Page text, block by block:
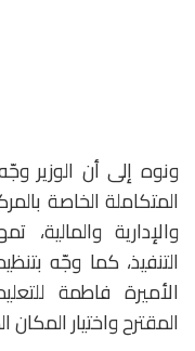
ونوه إلى أن الوزير
المتكاملة الخاصة
والإدارية والمالية،
التنفيذ، كما وجّه
الأميرة فاطمة
المقترح واختيار